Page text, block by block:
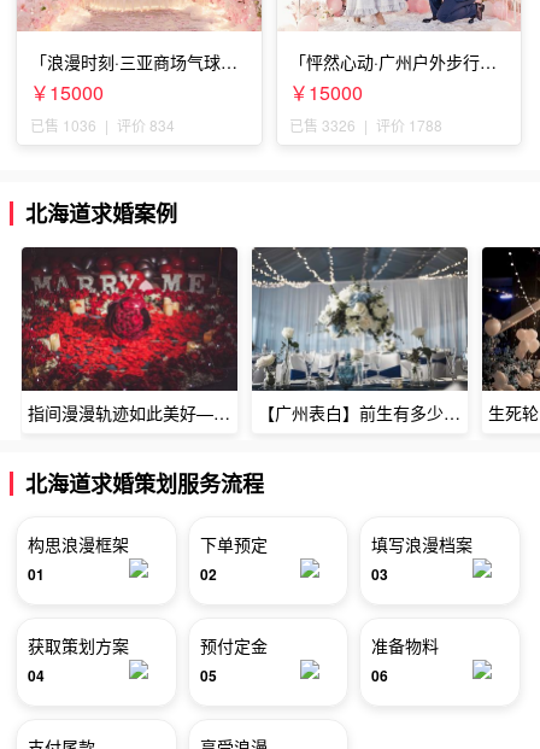
「浪漫时刻·三亚商场气球雨
惊喜求婚」
￥15000
已售 1036 | 评价 834
「怦然心动·广州户外步行街
求婚」
￥15000
已售 3326 | 评价 1788
北海道求婚案例
指间漫漫轨迹如此美好——深圳烈焰玫瑰生日惊喜 【广州表白】前生有多少未尽的缘7张
北海道求婚策划服务流程
构思浪漫框架
01
下单预定
02
填写浪漫档案
03
获取策划方案
04
预付定金
05
准备物料
06